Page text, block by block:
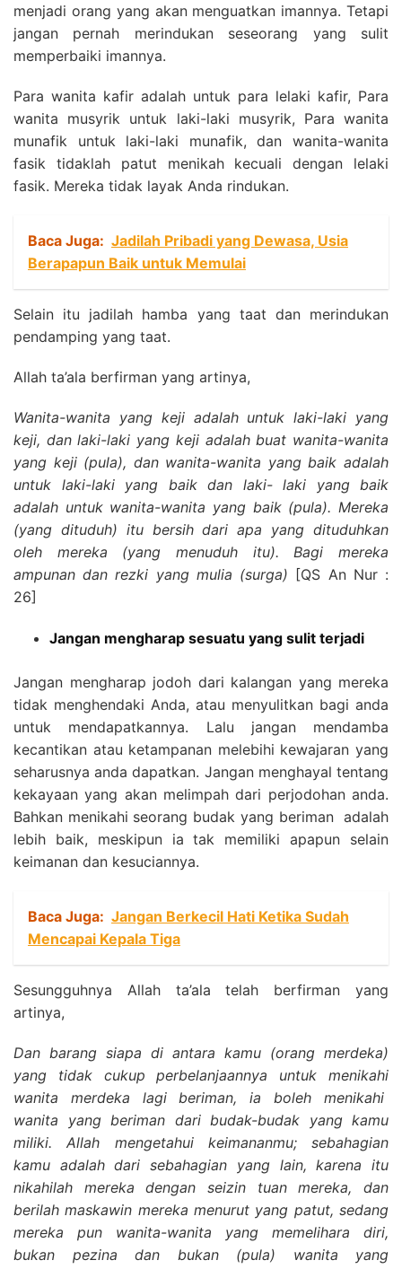
menjadi orang yang akan menguatkan imannya. Tetapi
jangan pernah merindukan seseorang yang sulit
memperbaiki imannya.
Para wanita kafir adalah untuk para lelaki kafir, Para
wanita musyrik untuk laki-laki musyrik, Para wanita
munafik untuk laki-laki munafik, dan wanita-wanita
fasik tidaklah patut menikah kecuali dengan lelaki
fasik. Mereka tidak layak Anda rindukan.
Baca Juga: Jadilah Pribadi yang Dewasa, Usia
Berapapun Baik untuk Memulai
Selain itu jadilah hamba yang taat dan merindukan
pendamping yang taat.
Allah ta’ala berfirman yang artinya,
Wanita-wanita yang keji adalah untuk laki-laki yang
keji, dan laki-laki yang keji adalah buat wanita-wanita
yang keji (pula), dan wanita-wanita yang baik adalah
untuk laki-laki yang baik dan laki- laki yang baik
adalah untuk wanita-wanita yang baik (pula). Mereka
(yang dituduh) itu bersih dari apa yang dituduhkan
oleh mereka (yang menuduh itu). Bagi mereka
ampunan dan rezki yang mulia (surga) [QS An Nur :
26]
Jangan mengharap sesuatu yang sulit terjadi
Jangan mengharap jodoh dari kalangan yang mereka
tidak menghendaki Anda, atau menyulitkan bagi anda
untuk mendapatkannya. Lalu jangan mendamba
kecantikan atau ketampanan melebihi kewajaran yang
seharusnya anda dapatkan. Jangan menghayal tentang
kekayaan yang akan melimpah dari perjodohan anda.
Bahkan menikahi seorang budak yang beriman adalah
lebih baik, meskipun ia tak memiliki apapun selain
keimanan dan kesuciannya.
Baca Juga: Jangan Berkecil Hati Ketika Sudah
Mencapai Kepala Tiga
Sesungguhnya Allah ta’ala telah berfirman yang
artinya,
Dan barang siapa di antara kamu (orang merdeka)
yang tidak cukup perbelanjaannya untuk menikahi
wanita merdeka lagi beriman, ia boleh menikahi
wanita yang beriman dari budak-budak yang kamu
miliki. Allah mengetahui keimananmu; sebahagian
kamu adalah dari sebahagian yang lain, karena itu
nikahilah mereka dengan seizin tuan mereka, dan
berilah maskawin mereka menurut yang patut, sedang
mereka pun wanita-wanita yang memelihara diri,
bukan pezina dan bukan (pula) wanita yang